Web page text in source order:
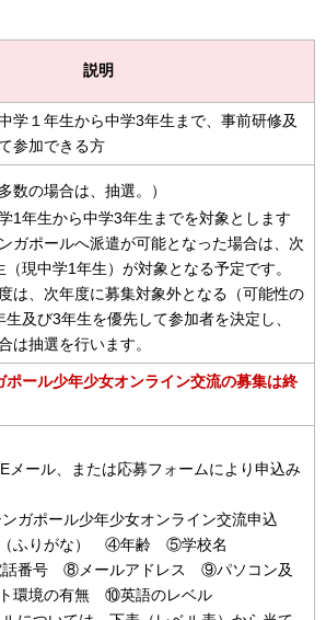
説明
学１年生から中学3年生まで、事前研修及
参加できる方
数の場合は、抽選。）
1年生から中学3年生までを対象とします
ガポールへ派遣が可能となった場合は、次
現中学1年生）が対象となる予定です。
は、次年度に募集対象外となる（可能性の
及び3年生を優先して参加者を決定し、
は抽選を行います。
ポール少年少女オンライン交流の募集は終
ール、または応募フォームにより申込み
ガポール少年少女オンライン交流申込
ふりがな） ④年齢 ⑤学校名
号 ⑧メールアドレス ⑨パソコン及
環境の有無 ⑩英語のレベル